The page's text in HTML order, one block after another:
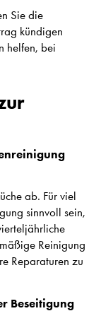
Sie die
kündigen
helfen, bei
ab. Für viel
sinnvoll sein,
Reinigung
Reparaturen zu
Beseitigung